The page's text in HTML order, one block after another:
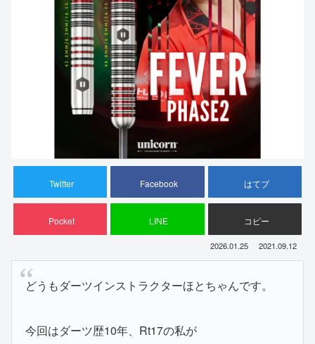
Twitter Facebook はてブ
Pocket LINE コピー
2026.01.25 2021.09.12
どうもダーツインストラクターほとちゃんです。
今回はダーツ歴10年、Rt17の私が